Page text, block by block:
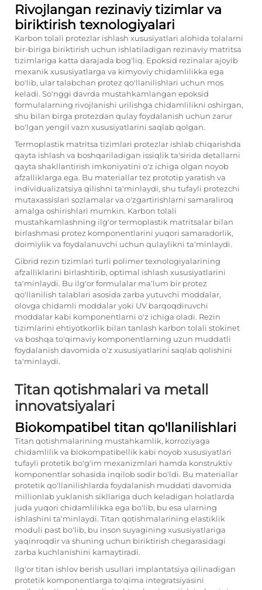
Rivojlangan rezinaviy tizimlar va
biriktirish texnologiyalari
Karbon tolali protezlar ishlash xususiyatlari alohida tolalarni
bir-biriga biriktirish uchun ishlatiladigan rezinaviy matritsa
tizimlariga katta darajada bog'liq. Epoksid rezinalar ajoyib
mexanik xususiyatlarga va kimyoviy chidamlilikka ega
bo'lib, ular talabchan protez qo'llanilishlari uchun mos
keladi. So'nggi davrda mustahkamlangan epoksid
formulalarning rivojlanishi urilishga chidamlilikni oshirgan,
shu bilan birga protezdan qulay foydalanish uchun zarur
bo'lgan yengil vazn xususiyatlarini saqlab qolgan.
Termoplastik matritsa tizimlari protezlar ishlab chiqarishda
qayta ishlash va boshqariladigan issiqlik ta'sirida detallarni
qayta shakllantirish imkoniyatini o'z ichiga olgan noyob
afzalliklarga ega. Bu materiallar tez prototip yaratish va
individualizatsiya qilishni ta'minlaydi, shu tufayli protezchi
mutaxassislari sozlamalar va o'zgartirishlarni samaraliroq
amalga oshirishlari mumkin. Karbon tolali
mustahkamlashning ilg'or termoplastik matritsalar bilan
birlashmasi protez komponentlarini yuqori samaradorlik,
doimiylik va foydalanuvchi uchun qulaylikni ta'minlaydi.
Gibrid rezin tizimlari turli polimer texnologiyalarining
afzalliklarini birlashtirib, optimal ishlash xususiyatlarini
ta'minlaydi. Bu ilg'or formulalar ma'lum bir protez
qo'llanilish talablari asosida zarba yutuvchi moddalar,
olovga chidamli moddalar yoki UV barqoqdiruvchi
moddalar kabi komponentlarni o'z ichiga oladi. Rezin
tizimlarini ehtiyotkorlik bilan tanlash karbon tolali stokinet
va boshqa to'qimaviy komponentlarning uzun muddatli
foydalanish davomida o'z xususiyatlarini saqlab qolishini
ta'minlaydi.
Titan qotishmalari va metall
innovatsiyalari
Biokompatibel titan qo'llanilishlari
Titan qotishmalarining mustahkamlik, korroziyaga
chidamlilik va biokompatibellik kabi noyob xususiyatlari
tufayli protetik bo'g'im mexanizmlari hamda konstruktiv
komponentlar sohasida inqilob sodir bo'ldi. Bu materiallar
protetik qo'llanilishlarda foydalanish muddati davomida
millionlab yuklanish sikllariga duch keladigan holatlarda
juda yuqori chidamlilikka ega bo'lib, bu esa ularning
ishlashini ta'minlaydi. Titan qotishmalarining elastiklik
moduli past bo'lib, bu inson suyagining xususiyatlariga
yaqinroqdir va shuning uchun biriktirish chegarasidagi
zarba kuchlanishini kamaytiradi.
Ilg'or titan ishlov berish usullari implantatsiya qilinadigan
protetik komponentlarga to'qima integratsiyasini